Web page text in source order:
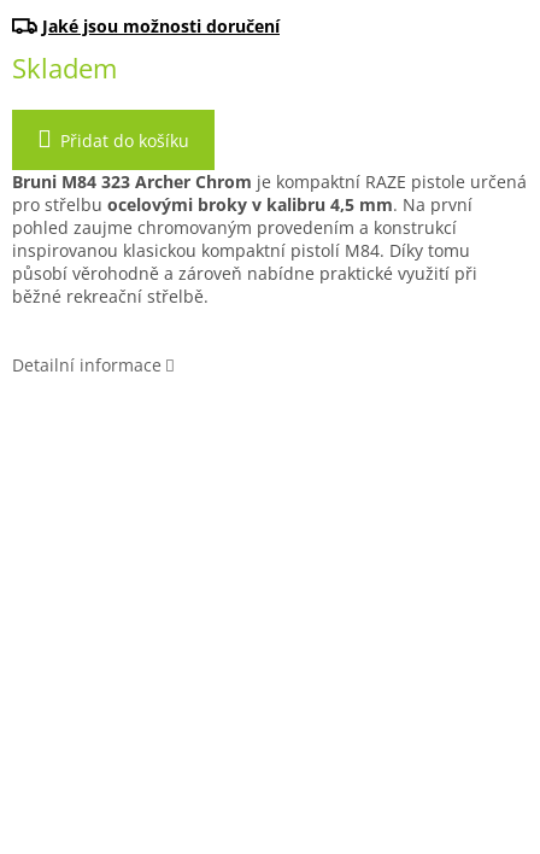
cena:
Skladem
Přidat do košíku
Bruni M84 323 Archer Chrom je kompaktní RAZE pistole určená
pro střelbu ocelovými broky v kalibru 4,5 mm. Na první
pohled zaujme chromovaným provedením a konstrukcí
inspirovanou klasickou kompaktní pistolí M84. Díky tomu
působí věrohodně a zároveň nabídne praktické využití při
běžné rekreační střelbě.
Detailní informace